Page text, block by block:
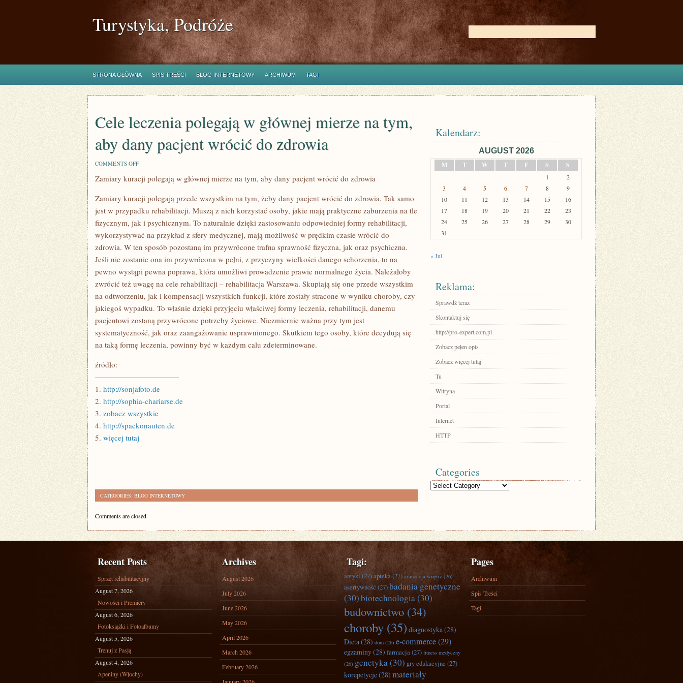
Turystyka, Podróże
STRONA GŁÓWNA SPIS TREŚCI BLOG INTERNETOWY ARCHIWUM TAGI
Cele leczenia polegają w głównej mierze na tym,
aby dany pacjent wrócić do zdrowia
COMMENTS OFFON
LECZENIA
POLEGAJĄ
GŁÓWNEJ
MIERZE
TYM,
ABY
DANY
PACJENT
DO
ZDROWIA
Zamiary kuracji polegają w głównej mierze na tym, aby dany pacjent wrócić do zdrowia
Zamiary kuracji polegają przede wszystkim na tym, żeby dany pacjent wrócić do zdrowia. Tak samo
jest w przypadku rehabilitacji. Muszą z nich korzystać osoby, jakie mają praktyczne zaburzenia na tle
fizycznym, jak i psychicznym. To naturalnie dzięki zastosowaniu odpowiedniej formy rehabilitacji,
wykorzystywać na przykład z sfery medycznej, mają możliwość w prędkim czasie wrócić do
zdrowia. W ten sposób pozostaną im przywrócone trafna sprawność fizyczna, jak oraz psychiczna.
Jeśli nie zostanie ona im przywrócona w pełni, z przyczyny wielkości danego schorzenia, to na
pewno wystąpi pewna poprawa, która umożliwi prowadzenie prawie normalnego życia. Należałoby
zwrócić też uwagę na cele rehabilitacji – rehabilitacja Warszawa. Skupiają się one przede wszystkim
na odtworzeniu, jak i kompensacji wszystkich funkcji, które zostały stracone w wyniku choroby, czy
jakiegoś wypadku. To właśnie dzięki przyjęciu właściwej formy leczenia, rehabilitacji, danemu
pacjentowi zostaną przywrócone potrzeby życiowe. Niezmiernie ważna przy tym jest
systematyczność, jak oraz zaangażowanie usprawnionego. Skutkiem tego osoby, które decydują się
na taką formę leczenia, powinny być w każdym calu zdeterminowane.
źródło:
———————————
1. http://sonjafoto.de
2. http://sophia-chariarse.de
3. zobacz wszystkie
4. http://spackonauten.de
5. więcej tutaj
CATEGORIES: BLOG INTERNETOWY
Comments are closed.
Kalendarz:
AUGUST 2026
M
T W T F S S
1
2
3
4 5 6 7 8
9
10
11 12 13 14 15
16
17
18 19 20 21 22
23
24
25 26 27 28 29
30
31
« Jul
Reklama:
Sprawdź teraz
Skontaktuj się
http://pro-expert.com.pl
Zobacz pełen opis
Zobacz więcej tutaj
Tu
Witryna
Portal
Internet
HTTP
Categories
Categories
Recent Posts
Sprzęt rehabilitacyjny
August 7, 2026
Nowości i Premiery
August 6, 2026
Fotoksiążki i Fotoalbumy
August 5, 2026
Trenuj z Pasją
August 4, 2026
Apeniny (Włochy)
Archives
August 2026
July 2026
June 2026
May 2026
April 2026
March 2026
February 2026
Tagi:
antyki(27)apteka(27) aranżacja wnętrz (26)
asertywność (27)badania genetyczne
(30)biotechnologia(30)
budownictwo (34)
choroby (35) diagnostyka(28)
Dieta(28) dom (26) e-commerce(29)
egzaminy(28) farmacja(27) fitness medyczny
(26) genetyka(30) gry edukacyjne (27)
korepetycje(28) materiały
Pages
Archiwum
Spis Treści
Tagi